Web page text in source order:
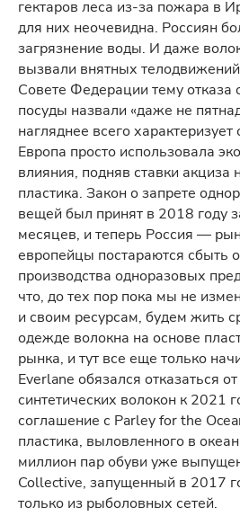
гектаров леса из-за пожара в
для них неочевидна. Россиян
загрязнение воды. И даже
вызвали внятных
Совете Федерации тему отказа
посуды назвали «даже не
нагляднее всего
Европа просто использовала
влияния, подняв ставки акциза
пластика. Закон о запрете
вещей был принят в 2018 году
месяцев, и теперь Россия —
европейцы постараются сбыть
производства одноразовых
что, до тех пор пока мы не
и своим ресурсам, будем жить
одежде волокна на основе
рынка, и тут все еще только
Everlane обязался отказаться
синтетических волокон к 2021
соглашение с Parley for the
пластика, выловленного в
миллион пар обуви уже
Collective, запущенный в 2017
только из рыболовных сетей.